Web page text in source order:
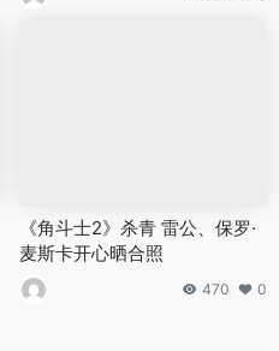
《角斗士2》杀青 雷公、保罗·
麦斯卡开心晒合照
470 0